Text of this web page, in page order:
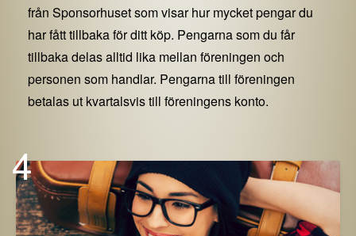
från Sponsorhuset som visar hur mycket pengar du
har fått tillbaka för ditt köp. Pengarna som du får
tillbaka delas alltid lika mellan föreningen och
personen som handlar. Pengarna till föreningen
betalas ut kvartalsvis till föreningens konto.
4